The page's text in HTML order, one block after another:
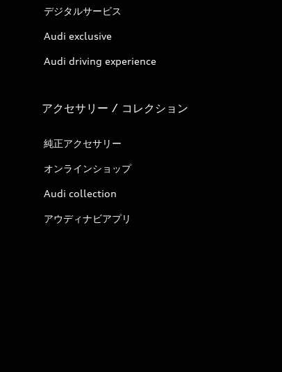
デジタルサービス
Audi exclusive
Audi driving experience
アクセサリー / コレクション
純正アクセサリー
オンラインショップ
Audi collection
アウディナビアプリ